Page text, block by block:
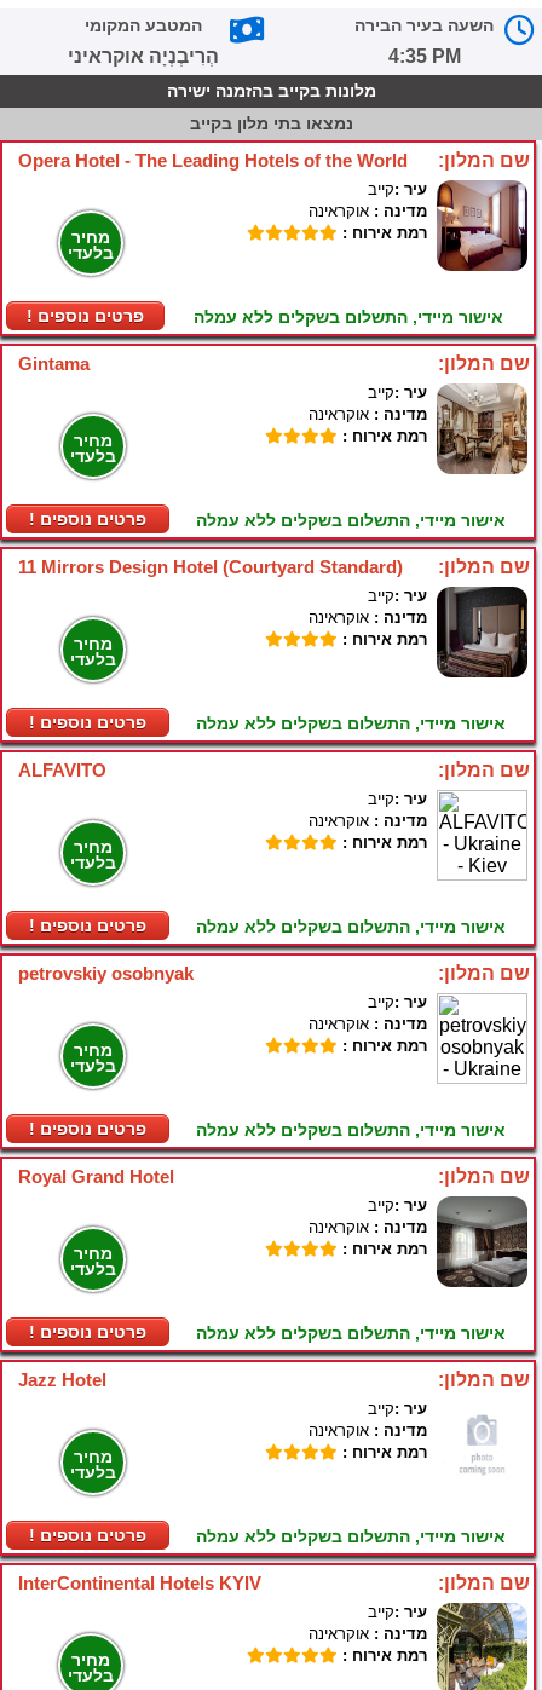
המטבע המקומי
הְרִיבְנְיָה אוקראיני
השעה בעיר הבירה
4:35 PM
מלונות בקייב בהזמנה ישירה
נמצאובתי מלון בקייב
Opera Hotel - The Leading Hotels of the World שם המלון:
מחיר
בלעדי
! פרטים נוספים
עיר :קייב
מדינה : אוקראינה
רמת אירוח :
אישור מיידי, התשלום בשקלים ללא עמלה
Gintama שם המלון:
מחיר
בלעדי
! פרטים נוספים
עיר :קייב
מדינה : אוקראינה
רמת אירוח :
אישור מיידי, התשלום בשקלים ללא עמלה
11 Mirrors Design Hotel (Courtyard Standard) שם המלון:
מחיר
בלעדי
! פרטים נוספים
עיר :קייב
מדינה : אוקראינה
רמת אירוח :
אישור מיידי, התשלום בשקלים ללא עמלה
ALFAVITO שם המלון:
מחיר
בלעדי
! פרטים נוספים
עיר :קייב
מדינה : אוקראינה
רמת אירוח :
אישור מיידי, התשלום בשקלים ללא עמלה
petrovskiy osobnyak שם המלון:
מחיר
בלעדי
! פרטים נוספים
עיר :קייב
מדינה : אוקראינה
רמת אירוח :
אישור מיידי, התשלום בשקלים ללא עמלה
Royal Grand Hotel שם המלון:
מחיר
בלעדי
! פרטים נוספים
עיר :קייב
מדינה : אוקראינה
רמת אירוח :
אישור מיידי, התשלום בשקלים ללא עמלה
Jazz Hotel שם המלון:
מחיר
בלעדי
! פרטים נוספים
עיר :קייב
מדינה : אוקראינה
רמת אירוח :
אישור מיידי, התשלום בשקלים ללא עמלה
InterContinental Hotels KYIV שם המלון:
מחיר
בלעדי
עיר :קייב
מדינה : אוקראינה
רמת אירוח :